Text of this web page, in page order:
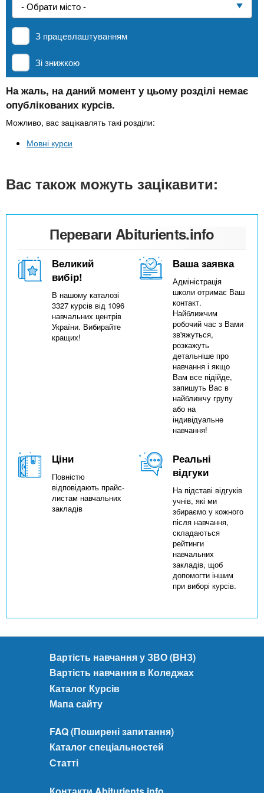
n
t
s
.
i
n
f
o
к
л
а
д
Приватні школи
Онлайн курси
За кордоном
З працевлаштуванням
Зі знижкою
На жаль, на даний момент у цьому розділі немає
опублікованих курсів.
Можливо, вас зацікавлять такі розділи:
Мовні курси
Вас також можуть зацікавити:
Переваги Abiturients.info
Великий
вибір!
В нашому каталозі
3327 курсів від 1096
навчальних центрів
України. Вибирайте
кращих!
Ваша заявка
Адміністрація
школи отримає Ваш
контакт.
Найближчим
робочий час з Вами
зв'яжуться,
розкажуть
детальніше про
навчання і якщо
Вам все підійде,
запишуть Вас в
найближчу групу
або на
індивідуальне
навчання!
Ціни
Повністю
відповідають прайс-
листам навчальних
закладів
Реальні
відгуки
На підставі відгуків
учнів, які ми
збираємо у кожного
після навчання,
складаються
рейтинги
навчальних
закладів, щоб
допомогти іншим
при виборі курсів.
Вартість навчання у ЗВО (ВНЗ)
Вартість навчання в Коледжах
Каталог Курсів
Мапа сайту
FAQ (Поширені запитання)
Каталог спеціальностей
Статті